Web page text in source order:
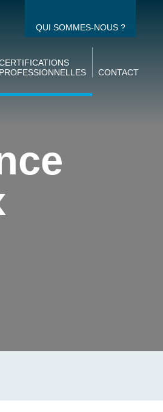
QUI SOMMES-NOUS ?
PROFESSIONNELLES
CONTACT